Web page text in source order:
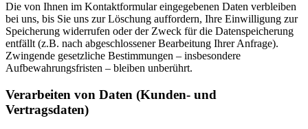
Die von Ihnen im Kontaktformular eingegebenen Daten verbleiben
bei uns, bis Sie uns zur Löschung auffordern, Ihre Einwilligung zur
Speicherung widerrufen oder der Zweck für die Datenspeicherung
entfällt (z.B. nach abgeschlossener Bearbeitung Ihrer Anfrage).
Zwingende gesetzliche Bestimmungen – insbesondere
Aufbewahrungsfristen – bleiben unberührt.
Verarbeiten von Daten (Kunden- und
Vertragsdaten)